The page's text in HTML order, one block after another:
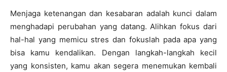
Menjaga ketenangan dan kesabaran adalah kunci dalam
menghadapi perubahan yang datang. Alihkan fokus dari
hal-hal yang memicu stres dan fokuslah pada apa yang
bisa kamu kendalikan. Dengan langkah-langkah kecil
yang konsisten, kamu akan segera menemukan kembali